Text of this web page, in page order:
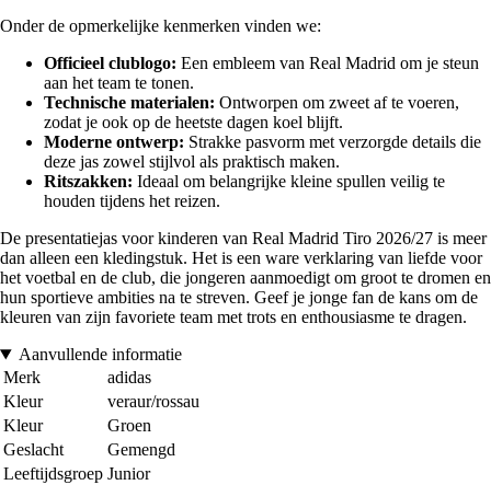
Onder de opmerkelijke kenmerken vinden we:
Officieel clublogo: Een embleem van Real Madrid om je steun
aan het team te tonen.
Technische materialen: Ontworpen om zweet af te voeren,
zodat je ook op de heetste dagen koel blijft.
Moderne ontwerp: Strakke pasvorm met verzorgde details die
deze jas zowel stijlvol als praktisch maken.
Ritszakken: Ideaal om belangrijke kleine spullen veilig te
houden tijdens het reizen.
De presentatiejas voor kinderen van Real Madrid Tiro 2026/27 is meer
dan alleen een kledingstuk. Het is een ware verklaring van liefde voor
het voetbal en de club, die jongeren aanmoedigt om groot te dromen en
hun sportieve ambities na te streven. Geef je jonge fan de kans om de
kleuren van zijn favoriete team met trots en enthousiasme te dragen.
Aanvullende informatie
Merk
adidas
Kleur
veraur/rossau
Kleur
Groen
Geslacht
Gemengd
Leeftijdsgroep Junior